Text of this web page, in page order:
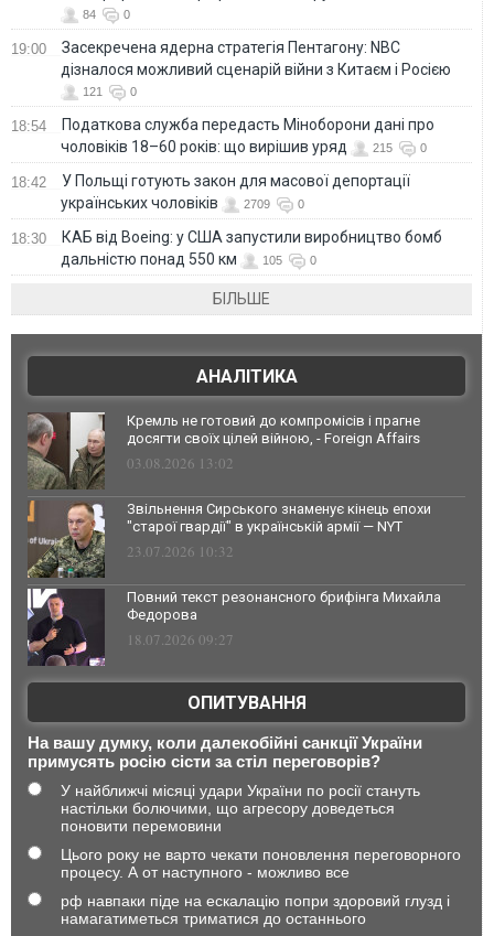
84 0
19:00
Засекречена ядерна стратегія Пентагону: NBC
дізналося можливий сценарій війни з Китаєм і Росією
121 0
18:54
Податкова служба передасть Міноборони дані про
чоловіків 18–60 років: що вирішив уряд
215 0
18:42
У Польщі готують закон для масової депортації
українських чоловіків
2709 0
18:30
КАБ від Boeing: у США запустили виробництво бомб
дальністю понад 550 км
105 0
БІЛЬШЕ
АНАЛІТИКА
Кремль не готовий до компромісів і прагне
досягти своїх цілей війною, - Foreign Affairs
03.08.2026 13:02
Звільнення Сирського знаменує кінець епохи
"старої гвардії" в українській армії — NYT
23.07.2026 10:32
Повний текст резонансного брифінга Михайла
Федорова
18.07.2026 09:27
ОПИТУВАННЯ
На вашу думку, коли далекобійні санкції України
примусять росію сісти за стіл переговорів?
У найближчі місяці удари України по росії стануть
настільки болючими, що агресору доведеться
поновити перемовини
Цього року не варто чекати поновлення переговорного
процесу. А от наступного - можливо все
рф навпаки піде на ескалацію попри здоровий глузд і
намагатиметься триматися до останнього